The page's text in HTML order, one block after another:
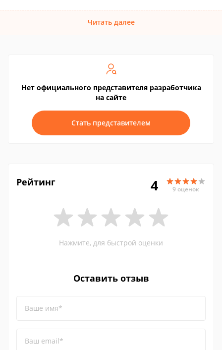
Читать далее
Нет официального представителя разработчика
на сайте
Стать представителем
Рейтинг 4 9 оценок
Нажмите, для быстрой оценки
Оставить отзыв
Ваше имя*
Ваш email*